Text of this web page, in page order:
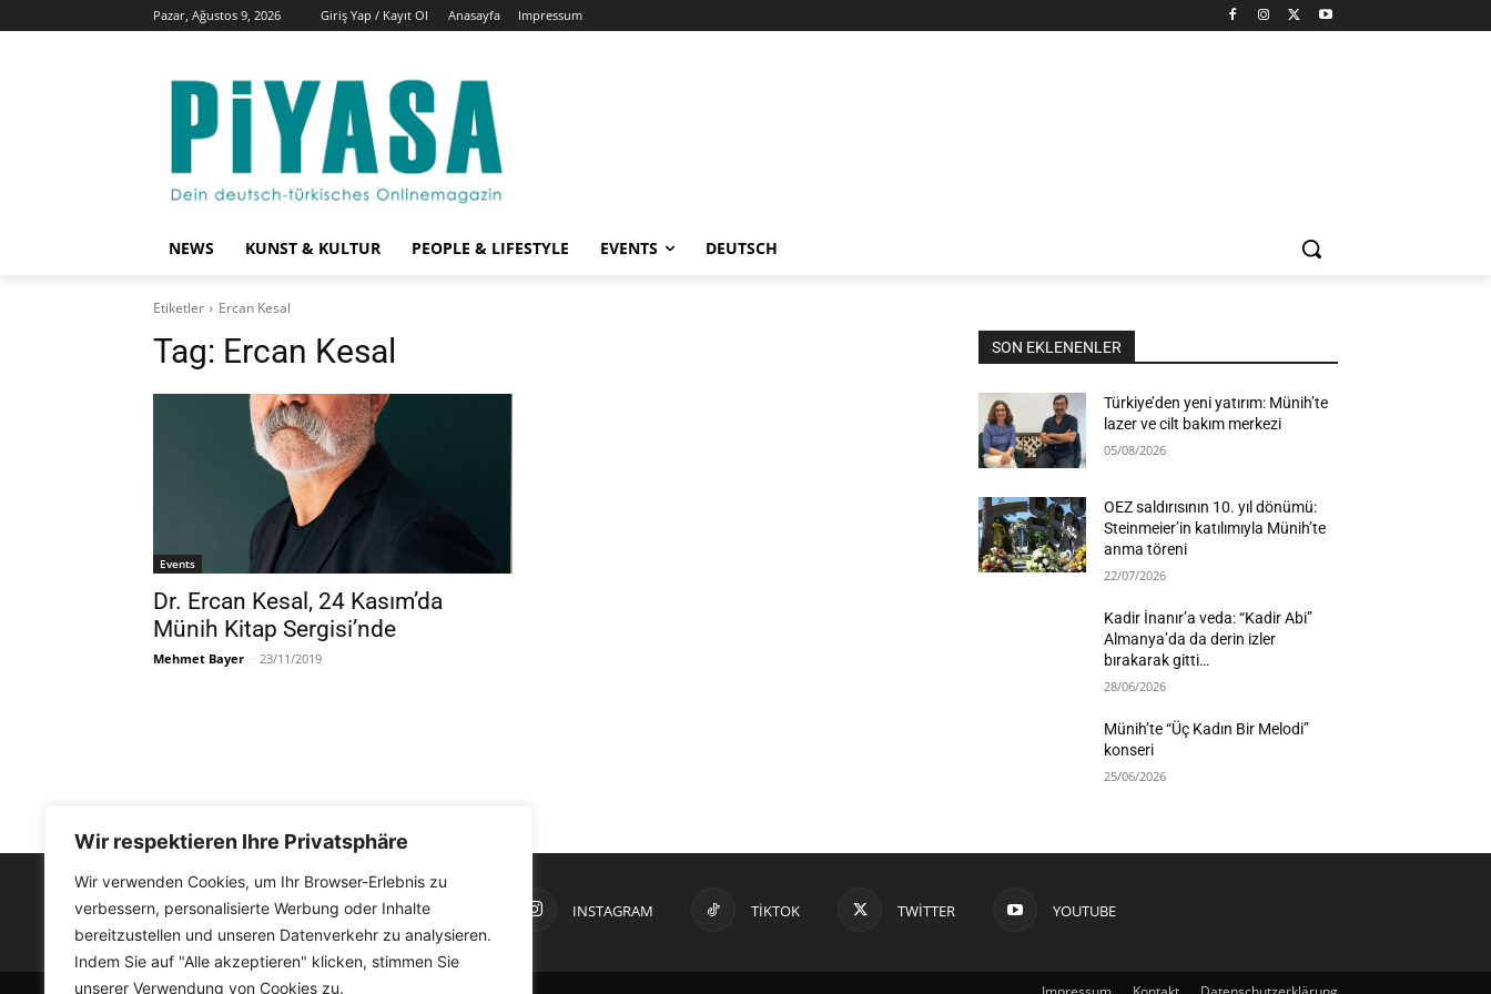
Wir respektieren Ihre Privatsphäre
Wir verwenden Cookies, um Ihr Browser-Erlebnis zu
verbessern, personalisierte Werbung oder Inhalte
bereitzustellen und unseren Datenverkehr zu analysieren.
Indem Sie auf "Alle akzeptieren" klicken, stimmen Sie
unserer Verwendung von Cookies zu.
Pazar, Ağustos 9, 2026 Giriş Yap / Kayıt Ol Anasayfa Impressum
NEWS KUNST & KULTUR PEOPLE & LIFESTYLE EVENTS DEUTSCH
Etiketler Ercan Kesal
Tag: Ercan Kesal
Events
Dr. Ercan Kesal, 24 Kasım’da
Münih Kitap Sergisi’nde
Mehmet Bayer - 23/11/2019
SON EKLENENLER
Türkiye’den yeni yatırım: Münih’te
lazer ve cilt bakım merkezi
05/08/2026
OEZ saldırısının 10. yıl dönümü:
Steinmeier’in katılımıyla Münih’te
anma töreni
22/07/2026
Kadir İnanır’a veda: “Kadir Abi”
Almanya’da da derin izler
bırakarak gitti…
28/06/2026
Münih’te “Üç Kadın Bir Melodi”
konseri
25/06/2026
FACEBOOK INSTAGRAM TIKTOK TWITTER YOUTUBE